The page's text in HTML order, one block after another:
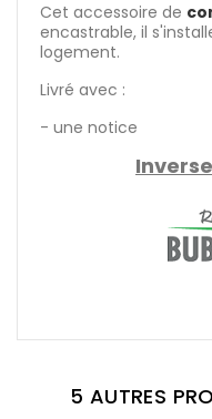
Cet accessoire de
encastrable, il
logement.
Livré avec :
- une notice
5 AUTRES